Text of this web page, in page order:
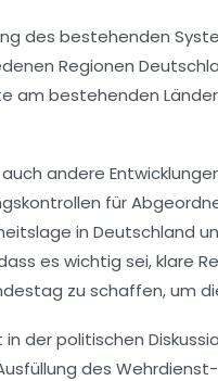
des bestehenden
Regionen
am bestehenden
andere
für
in Deutschland
es wichtig sei, klare
zu schaffen, um
der politischen
des